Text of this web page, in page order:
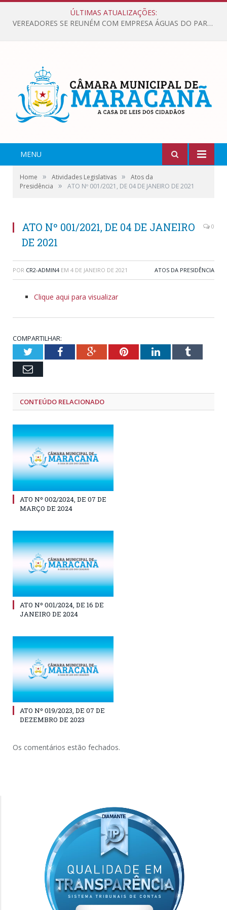
ÚLTIMAS ATUALIZAÇÕES:
VEREADORES SE REUNÉM COM EMPRESA ÁGUAS DO PARÁ, PARA APRESENTAR REIVINDICAÇÕES E MELHORIAS NA QUALIDADE DOS SERVIÇOS OFERECIDOS Á POPULAÇÃO.
MENU
Home » Atividades Legislativas »
Atos da
Presidência
» ATO Nº 001/2021, DE 04 DE JANEIRO DE 2021
ATO Nº 001/2021, DE 04 DE JANEIRO
DE 2021
0
POR CR2-ADMIN4 EM 4 DE JANEIRO DE 2021 ATOS DA PRESIDÊNCIA
Clique aqui para visualizar
COMPARTILHAR:
TwitterFacebookGoogle+PinterestLinkedInTumblr
Email
CONTEÚDO RELACIONADO
ATO Nº 002/2024, DE 07 DE
MARÇO DE 2024
ATO Nº 001/2024, DE 16 DE
JANEIRO DE 2024
ATO Nº 019/2023, DE 07 DE
DEZEMBRO DE 2023
Os comentários estão fechados.